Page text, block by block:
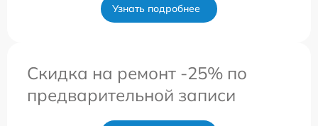
Узнать подробнее
Скидка на ремонт -25% по
предварительной записи